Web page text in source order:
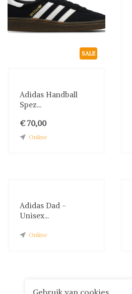
SALE
Adidas Handball
Spez...
€ 70,00
Online
Adidas Dad -
Unisex...
Online
Gebruik van cookies